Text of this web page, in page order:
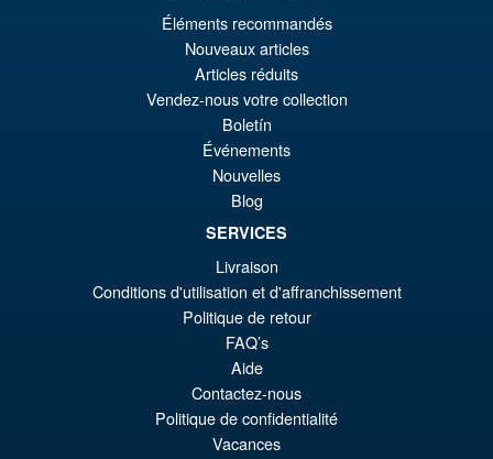
PRE ORDENA
S.H. Figuarts Portgas D. Ace (
Marineford ) One Piece Action
Figure
PRE ORDENA
Éléments recommandés
Nouveaux articles
Articles réduits
Vendez-nous votre collection
Boletín
Événements
Nouvelles
Blog
SERVICES
Livraison
Conditions d'utilisation et d'affranchissement
Politique de retour
FAQ’s
Aide
Contactez-nous
Politique de confidentialité
Vacances